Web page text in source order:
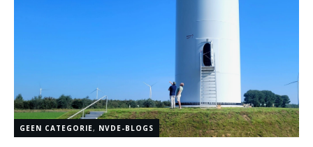
GEEN CATEGORIE, NVDE-BLOGS